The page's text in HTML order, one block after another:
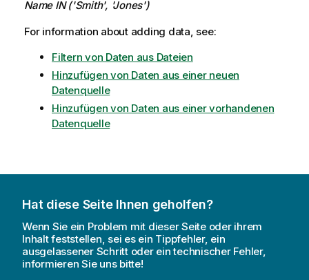
Name IN ('Smith', 'Jones')
For information about adding data, see:
Filtern von Daten aus Dateien
Hinzufügen von Daten aus einer neuen
Datenquelle
Hinzufügen von Daten aus einer vorhandenen
Datenquelle
Hat diese Seite Ihnen geholfen?
Wenn Sie ein Problem mit dieser Seite oder ihrem
Inhalt feststellen, sei es ein Tippfehler, ein
ausgelassener Schritt oder ein technischer Fehler,
informieren Sie uns bitte!